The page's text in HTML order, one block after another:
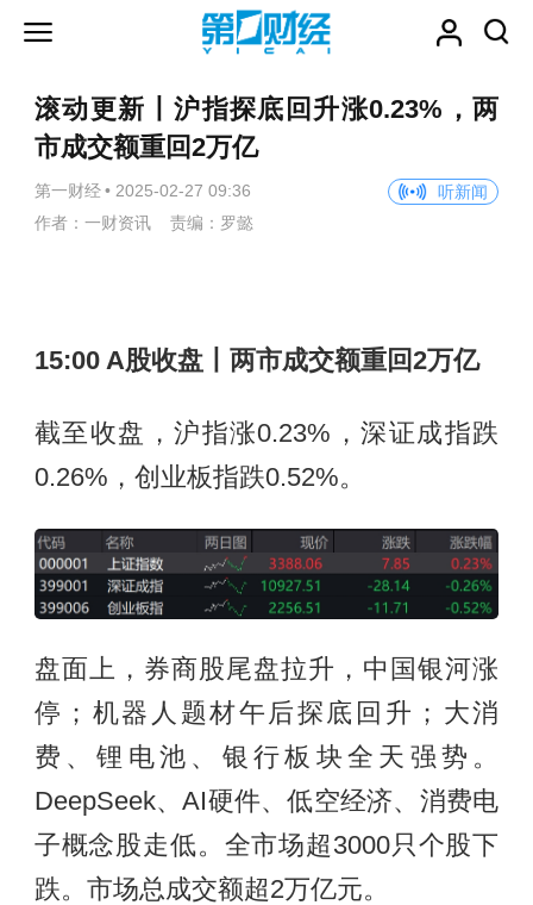
滚动更新丨沪指探底回升涨0.23%，两
市成交额重回2万亿
第一财经 • 2025-02-27 09:36
听新闻
作者：一财资讯 责编：罗懿
15:00 A股收盘丨两市成交额重回2万亿
截至收盘，沪指涨0.23%，深证成指跌
0.26%，创业板指跌0.52%。
盘面上，券商股尾盘拉升，中国银河涨
停；机器人题材午后探底回升；大消
费、锂电池、银行板块全天强势。
DeepSeek、AI硬件、低空经济、消费电
子概念股走低。全市场超3000只个股下
跌。市场总成交额超2万亿元。